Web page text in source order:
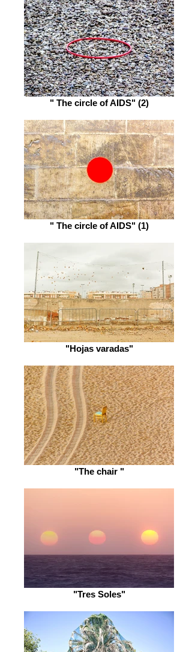
" The circle of AIDS" (2)
" The circle of AIDS" (1)
"Hojas varadas"
"The chair "
"Tres Soles"